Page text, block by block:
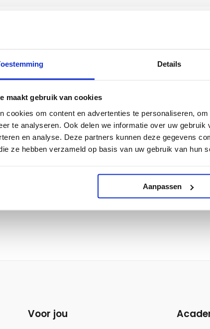
Details
maakt gebruik van cookies
cookies om content en advertenties te personaliseren,
te analyseren. Ook delen we informatie over uw
en analyse. Deze partners kunnen deze gegevens
ze hebben verzameld op basis van uw gebruik van hun
Aanpassen
in jouw vakgebied
Management
Ondersteunend
Voor jou